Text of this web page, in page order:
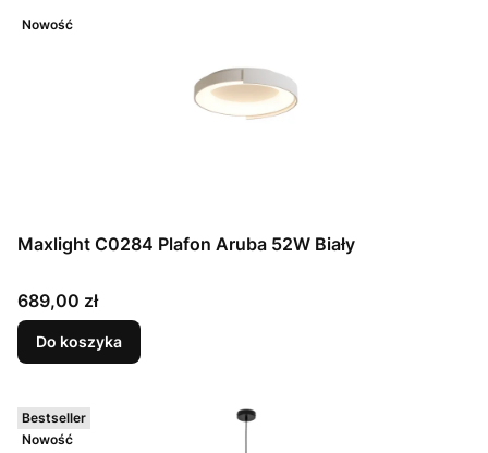
Nowość
Maxlight C0284 Plafon Aruba 52W Biały
Cena
689,00 zł
Do koszyka
Bestseller
Nowość